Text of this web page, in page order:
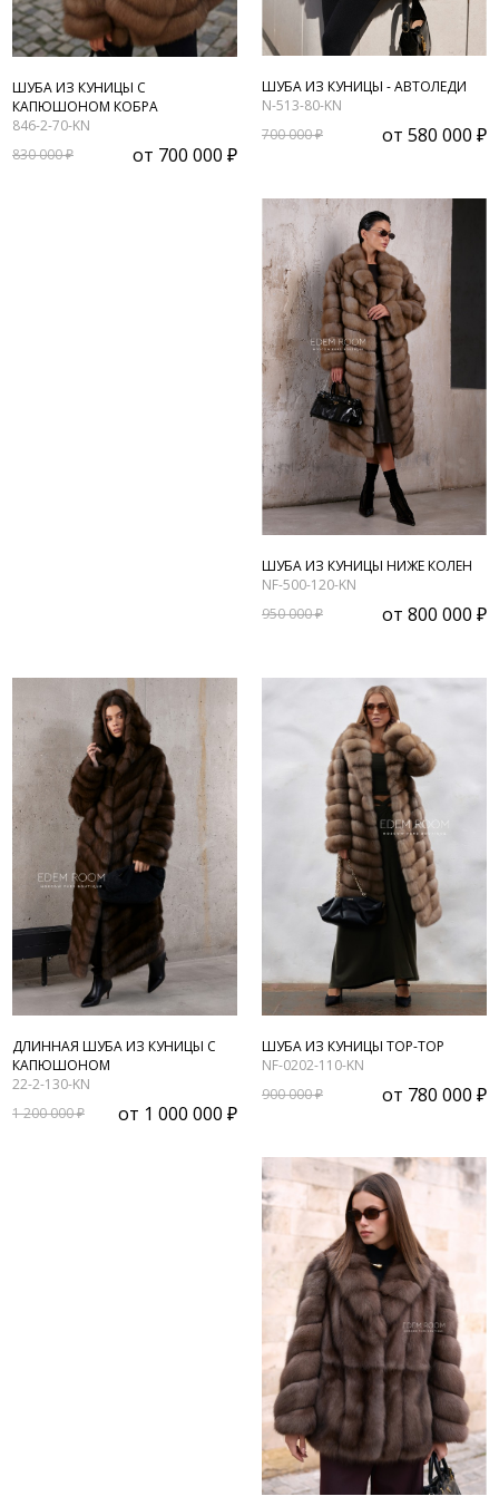
ШУБА ИЗ КУНИЦЫ С
КАПЮШОНОМ КОБРА
846-2-70-KN
830 000 ₽
от 700 000 ₽
ШУБА ИЗ КУНИЦЫ - АВТОЛЕДИ
N-513-80-KN
700 000 ₽
от 580 000 ₽
ШУБА ИЗ КУНИЦЫ НИЖЕ КОЛЕН
NF-500-120-KN
950 000 ₽
от 800 000 ₽
ДЛИННАЯ ШУБА ИЗ КУНИЦЫ С
КАПЮШОНОМ
22-2-130-KN
1 200 000 ₽
от 1 000 000 ₽
ШУБА ИЗ КУНИЦЫ ТОР-ТОР
NF-0202-110-KN
900 000 ₽
от 780 000 ₽